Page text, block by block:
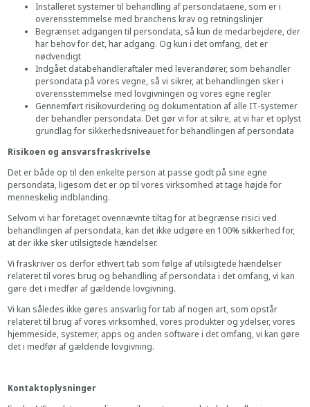
Installeret systemer til behandling af persondataene, som er i
overensstemmelse med branchens krav og retningslinjer
Begrænset adgangen til persondata, så kun de medarbejdere, der
har behov for det, har adgang. Og kun i det omfang, det er
nødvendigt
Indgået databehandleraftaler med leverandører, som behandler
persondata på vores vegne, så vi sikrer, at behandlingen sker i
overensstemmelse med lovgivningen og vores egne regler
Gennemført risikovurdering og dokumentation af alle IT-systemer
der behandler persondata. Det gør vi for at sikre, at vi har et oplyst
grundlag for sikkerhedsniveauet for behandlingen af persondata
Risikoen og ansvarsfraskrivelse
Det er både op til den enkelte person at passe godt på sine egne
persondata, ligesom det er op til vores virksomhed at tage højde for
menneskelig indblanding.
Selvom vi har foretaget ovennævnte tiltag for at begrænse risici ved
behandlingen af persondata, kan det ikke udgøre en 100% sikkerhed for,
at der ikke sker utilsigtede hændelser.
Vi fraskriver os derfor ethvert tab som følge af utilsigtede hændelser
relateret til vores brug og behandling af persondata i det omfang, vi kan
gøre det i medfør af gældende lovgivning.
Vi kan således ikke gøres ansvarlig for tab af nogen art, som opstår
relateret til brug af vores virksomhed, vores produkter og ydelser, vores
hjemmeside, systemer, apps og anden software i det omfang, vi kan gøre
det i medfør af gældende lovgivning.
Kontaktoplysninger